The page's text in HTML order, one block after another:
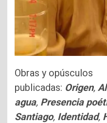
Obras y opúsculos
publicadas: Origen,
agua, Presencia
Santiago, Identidad,